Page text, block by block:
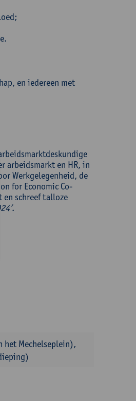
en iedereen met
arbeidsmarkt en HR, in
Werkgelegenheid, de
for Economic Co-
en schreef talloze
.
het Mechelseplein),